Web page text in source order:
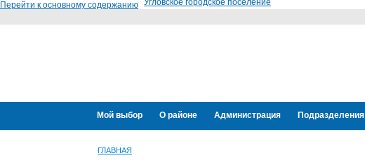
Перейти к основному содержанию Угловское городское поселение
Мой выбор О районе Администрация Подразделения
ГЛАВНАЯ